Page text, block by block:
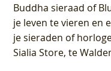
Buddha sieraad of
je leven te vieren en
je sieraden of
Sialia Store, te